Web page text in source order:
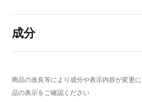
成分
商品の改良等により成分や表示内容が変更
品の表示をご確認ください